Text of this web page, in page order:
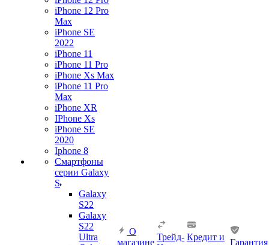
iPhone 12 Pro
Max
iPhone SE
2022
iPhone 11
iPhone 11 Pro
iPhone Xs Max
iPhone 11 Pro
Max
iPhone XR
IPhone Xs
iPhone SE
2020
Iphone 8
Смартфоны
серии Galaxy
S
Galaxy
S22
Galaxy
S22
Ultra
О
магазине
Трейд- Кредит и
Гарантия